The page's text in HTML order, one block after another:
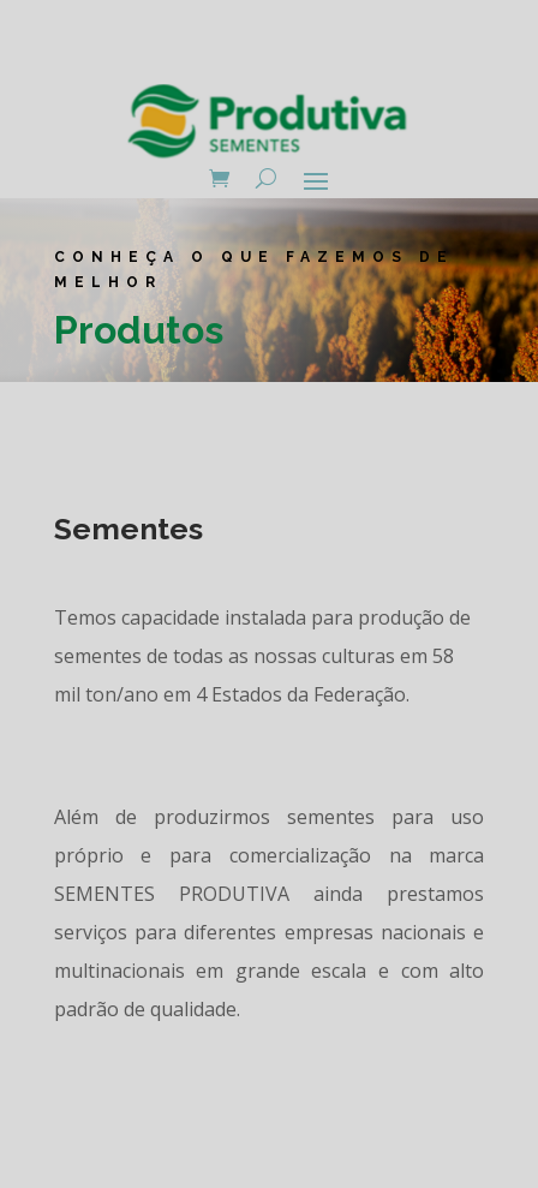
CONHEÇA O QUE FAZEMOS DE
MELHOR
Produtos
Sementes
Temos capacidade instalada para produção de
sementes de todas as nossas culturas em 58
mil ton/ano em 4 Estados da Federação.
Além de produzirmos sementes para uso
próprio e para comercialização na marca
SEMENTES PRODUTIVA ainda prestamos
serviços para diferentes empresas nacionais e
multinacionais em grande escala e com alto
padrão de qualidade.